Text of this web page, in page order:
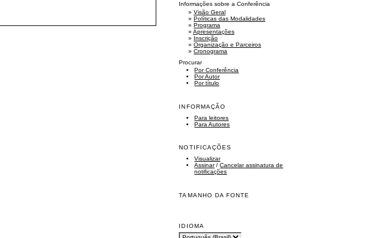
Informações sobre a Conferência
»Visão Geral
»Políticas das Modalidades
»Programa
»Apresentações
» Inscrição
»Organização e Parceiros
»Cronograma
Procurar
Por Conferência
Por Autor
Por título
INFORMAÇÃO
Para leitores
Para Autores
NOTIFICAÇÕES
Visualizar
Assinar/Cancelar assinatura de
notificações
TAMANHO DA FONTE
IDIOMA